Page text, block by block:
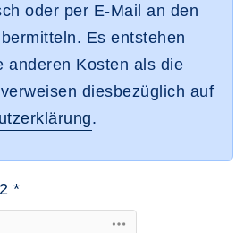
oder per E-Mail an den
Es entstehen
anderen Kosten als die
diesbezüglich auf
.
*